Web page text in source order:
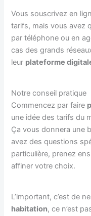
Vous souscrivez en
tarifs, mais vous avez
par téléphone ou en
cas des grands
leur plateforme
Notre conseil pratique
Commencez par faire
une idée des tarifs du
Ça vous donnera une
avez des questions
particulière, prenez
affiner votre choix.
L’important, c’est de
habitation, ce n’est